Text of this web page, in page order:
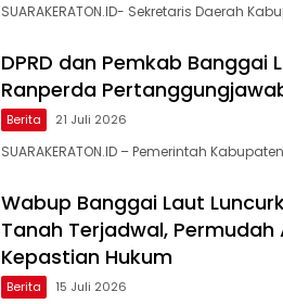
SUARAKERATON.ID- Sekretaris Daerah
DPRD dan Pemkab Banggai
Ranperda
Berita 21 Juli 2026
SUARAKERATON.ID – Pemerintah
Wabup Banggai Laut
Tanah Terjadwal,
Kepastian Hukum
Berita 15 Juli 2026